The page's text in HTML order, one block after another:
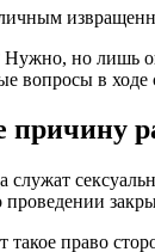
но лишь
вопросы в ходе
причину
служат
такое право